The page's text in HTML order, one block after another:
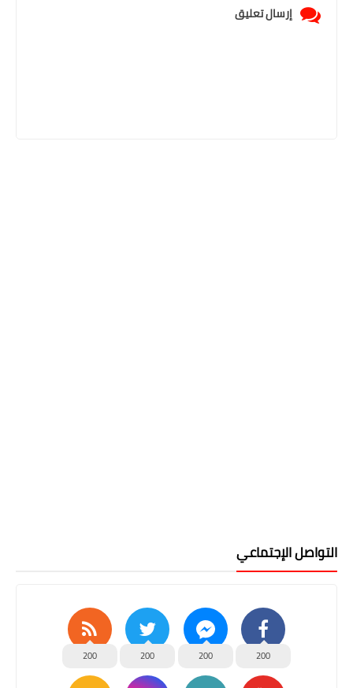
إرسال تعليق
التواصل الإجتماعي
200
200
200
200